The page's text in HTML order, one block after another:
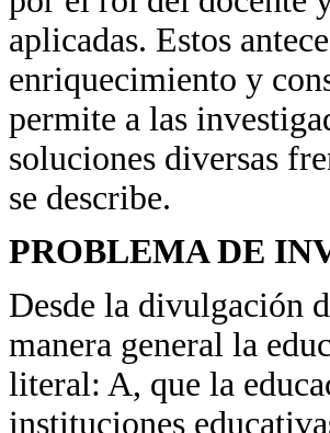
aplicadas. Estos
enriquecimiento y
permite a las
soluciones diversas
se describe.
PROBLEMA DE
Desde la divulgación
manera general la
literal: A, que la
instituciones